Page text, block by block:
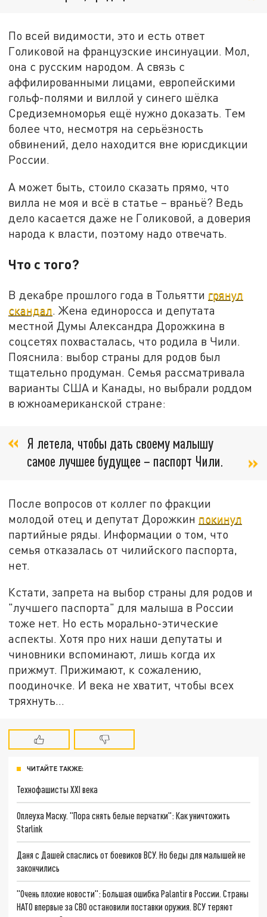
По всей видимости, это и есть ответ
Голиковой на французские инсинуации. Мол,
она с русским народом. А связь с
аффилированными лицами, европейскими
гольф-полями и виллой у синего шёлка
Средиземноморья ещё нужно доказать. Тем
более что, несмотря на серьёзность
обвинений, дело находится вне юрисдикции
России.
А может быть, стоило сказать прямо, что
вилла не моя и всё в статье – враньё? Ведь
дело касается даже не Голиковой, а доверия
народа к власти, поэтому надо отвечать.
Что с того?
В декабре прошлого года в Тольятти грянул
скандал. Жена единоросса и депутата
местной Думы Александра Дорожкина в
соцсетях похвасталась, что родила в Чили.
Пояснила: выбор страны для родов был
тщательно продуман. Семья рассматривала
варианты США и Канады, но выбрали роддом
в южноамериканской стране:
Я летела, чтобы дать своему малышу
самое лучшее будущее – паспорт Чили.
После вопросов от коллег по фракции
молодой отец и депутат Дорожкин покинул
партийные ряды. Информации о том, что
семья отказалась от чилийского паспорта,
нет.
Кстати, запрета на выбор страны для родов и
"лучшего паспорта" для малыша в России
тоже нет. Но есть морально-этические
аспекты. Хотя про них наши депутаты и
чиновники вспоминают, лишь когда их
прижмут. Прижимают, к сожалению,
поодиночке. И века не хватит, чтобы всех
тряхнуть…
ЧИТАЙТЕ ТАКЖЕ:
Технофашисты XXI века
Оплеуха Маску. "Пора снять белые перчатки": Как уничтожить
Starlink
Даня с Дашей спаслись от боевиков ВСУ. Но беды для малышей не
закончились
"Очень плохие новости": Большая ошибка Palantir в России. Страны
НАТО впервые за СВО остановили поставки оружия. ВСУ теряют